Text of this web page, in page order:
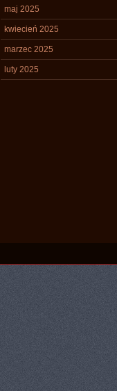
maj 2025
kwiecień 2025
marzec 2025
luty 2025